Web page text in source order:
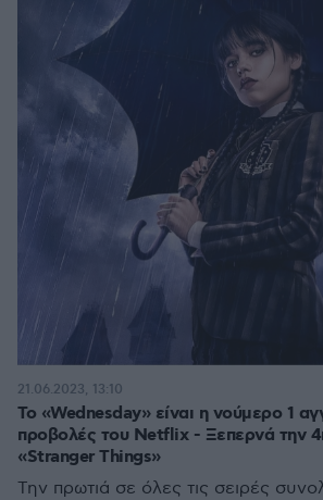
Το «Wednesday» είναι η νούμερο 1
προβολές του Netflix - Ξεπερνά την
«Stranger Things»
Την πρωτιά σε όλες τις σειρές
21.06.2023, 13:10